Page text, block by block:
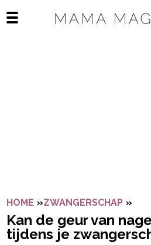
Open het mobiele menu
HOME »ZWANGERSCHAP »
Kan de geur van
tijdens je